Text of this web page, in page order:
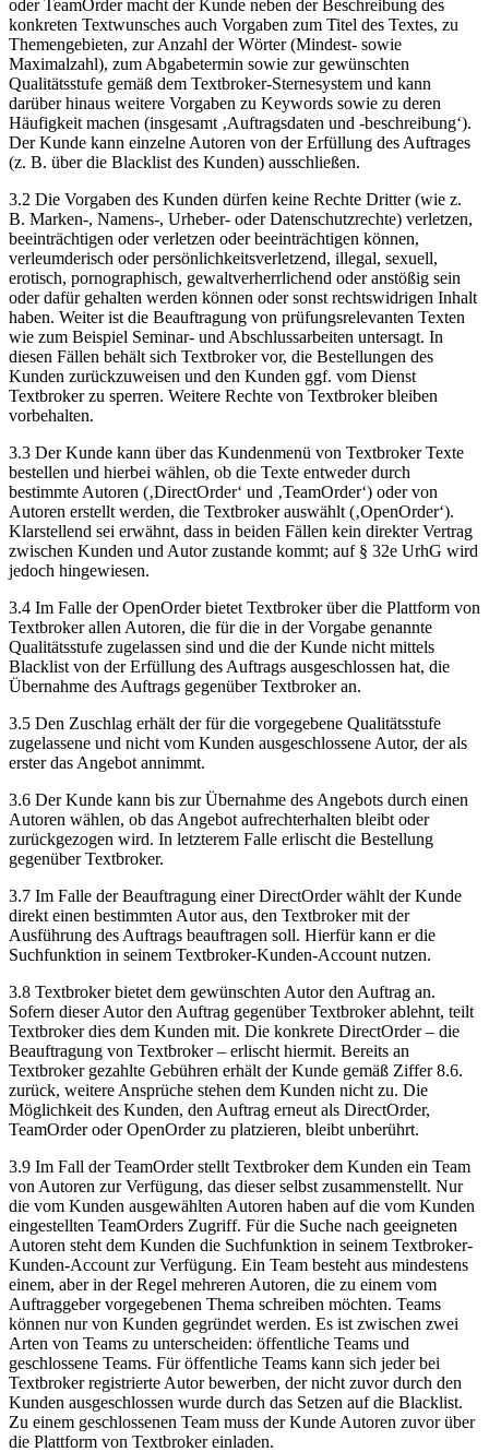
oder TeamOrder macht der Kunde neben der Beschreibung des
konkreten Textwunsches auch Vorgaben zum Titel des Textes, zu
Themengebieten, zur Anzahl der Wörter (Mindest- sowie
Maximalzahl), zum Abgabetermin sowie zur gewünschten
Qualitätsstufe gemäß dem Textbroker-Sternesystem und kann
darüber hinaus weitere Vorgaben zu Keywords sowie zu deren
Häufigkeit machen (insgesamt ‚Auftragsdaten und -beschreibung‘).
Der Kunde kann einzelne Autoren von der Erfüllung des Auftrages
(z. B. über die Blacklist des Kunden) ausschließen.
3.2 Die Vorgaben des Kunden dürfen keine Rechte Dritter (wie z.
B. Marken-, Namens-, Urheber- oder Datenschutzrechte) verletzen,
beeinträchtigen oder verletzen oder beeinträchtigen können,
verleumderisch oder persönlichkeitsverletzend, illegal, sexuell,
erotisch, pornographisch, gewaltverherrlichend oder anstößig sein
oder dafür gehalten werden können oder sonst rechtswidrigen Inhalt
haben. Weiter ist die Beauftragung von prüfungsrelevanten Texten
wie zum Beispiel Seminar- und Abschlussarbeiten untersagt. In
diesen Fällen behält sich Textbroker vor, die Bestellungen des
Kunden zurückzuweisen und den Kunden ggf. vom Dienst
Textbroker zu sperren. Weitere Rechte von Textbroker bleiben
vorbehalten.
3.3 Der Kunde kann über das Kundenmenü von Textbroker Texte
bestellen und hierbei wählen, ob die Texte entweder durch
bestimmte Autoren (‚DirectOrder‘ und ‚TeamOrder‘) oder von
Autoren erstellt werden, die Textbroker auswählt (‚OpenOrder‘).
Klarstellend sei erwähnt, dass in beiden Fällen kein direkter Vertrag
zwischen Kunden und Autor zustande kommt; auf § 32e UrhG wird
jedoch hingewiesen.
3.4 Im Falle der OpenOrder bietet Textbroker über die Plattform von
Textbroker allen Autoren, die für die in der Vorgabe genannte
Qualitätsstufe zugelassen sind und die der Kunde nicht mittels
Blacklist von der Erfüllung des Auftrags ausgeschlossen hat, die
Übernahme des Auftrags gegenüber Textbroker an.
3.5 Den Zuschlag erhält der für die vorgegebene Qualitätsstufe
zugelassene und nicht vom Kunden ausgeschlossene Autor, der als
erster das Angebot annimmt.
3.6 Der Kunde kann bis zur Übernahme des Angebots durch einen
Autoren wählen, ob das Angebot aufrechterhalten bleibt oder
zurückgezogen wird. In letzterem Falle erlischt die Bestellung
gegenüber Textbroker.
3.7 Im Falle der Beauftragung einer DirectOrder wählt der Kunde
direkt einen bestimmten Autor aus, den Textbroker mit der
Ausführung des Auftrags beauftragen soll. Hierfür kann er die
Suchfunktion in seinem Textbroker-Kunden-Account nutzen.
3.8 Textbroker bietet dem gewünschten Autor den Auftrag an.
Sofern dieser Autor den Auftrag gegenüber Textbroker ablehnt, teilt
Textbroker dies dem Kunden mit. Die konkrete DirectOrder – die
Beauftragung von Textbroker – erlischt hiermit. Bereits an
Textbroker gezahlte Gebühren erhält der Kunde gemäß Ziffer 8.6.
zurück, weitere Ansprüche stehen dem Kunden nicht zu. Die
Möglichkeit des Kunden, den Auftrag erneut als DirectOrder,
TeamOrder oder OpenOrder zu platzieren, bleibt unberührt.
3.9 Im Fall der TeamOrder stellt Textbroker dem Kunden ein Team
von Autoren zur Verfügung, das dieser selbst zusammenstellt. Nur
die vom Kunden ausgewählten Autoren haben auf die vom Kunden
eingestellten TeamOrders Zugriff. Für die Suche nach geeigneten
Autoren steht dem Kunden die Suchfunktion in seinem Textbroker-
Kunden-Account zur Verfügung. Ein Team besteht aus mindestens
einem, aber in der Regel mehreren Autoren, die zu einem vom
Auftraggeber vorgegebenen Thema schreiben möchten. Teams
können nur von Kunden gegründet werden. Es ist zwischen zwei
Arten von Teams zu unterscheiden: öffentliche Teams und
geschlossene Teams. Für öffentliche Teams kann sich jeder bei
Textbroker registrierte Autor bewerben, der nicht zuvor durch den
Kunden ausgeschlossen wurde durch das Setzen auf die Blacklist.
Zu einem geschlossenen Team muss der Kunde Autoren zuvor über
die Plattform von Textbroker einladen.